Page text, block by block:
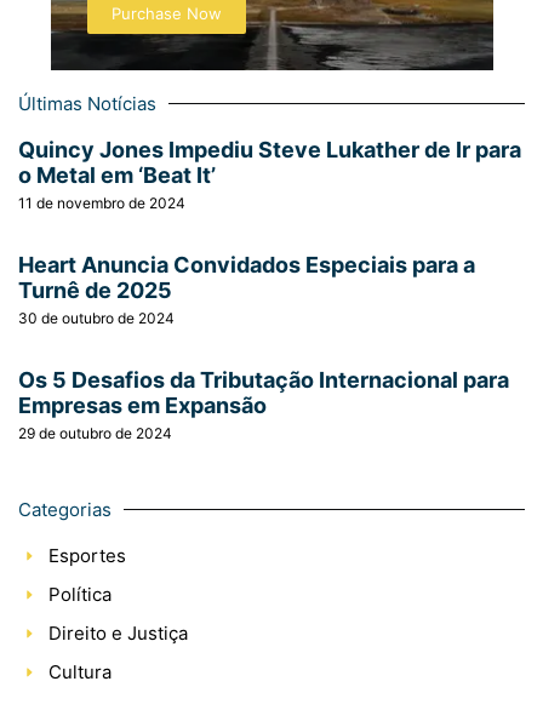
Purchase Now
Últimas Notícias
Quincy Jones Impediu Steve Lukather de Ir para
o Metal em ‘Beat It’
11 de novembro de 2024
Heart Anuncia Convidados Especiais para a
Turnê de 2025
30 de outubro de 2024
Os 5 Desafios da Tributação Internacional para
Empresas em Expansão
29 de outubro de 2024
Categorias
Esportes
Política
Direito e Justiça
Cultura